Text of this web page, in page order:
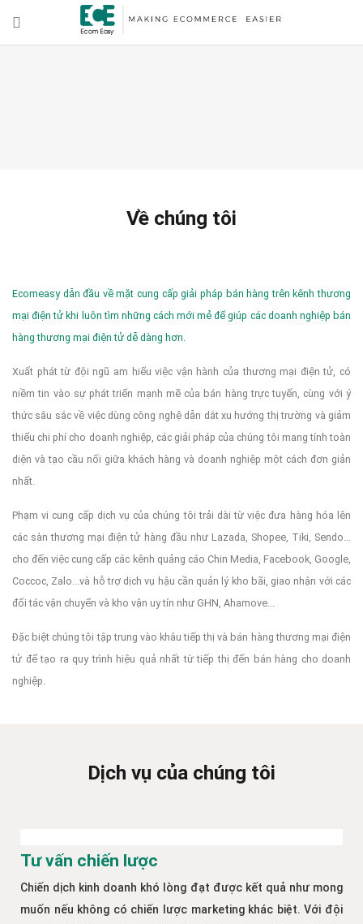
Về chúng tôi
Ecomeasy dẫn đầu về mặt cung cấp giải pháp bán hàng trên kênh thương
mại điện tử khi luôn tìm những cách mới mẻ để giúp các doanh nghiệp bán
hàng thương mại điện tử dễ dàng hơn.
Xuất phát từ đội ngũ am hiểu việc vận hành của thương mại điện tử, có
niềm tin vào sự phát triển mạnh mẽ của bán hàng trực tuyến, cùng với ý
thức sâu sắc về việc dùng công nghệ dẫn dắt xu hướng thị trường và giảm
thiểu chi phí cho doanh nghiệp, các giải pháp của chúng tôi mang tính toàn
diện và tạo cầu nối giữa khách hàng và doanh nghiệp một cách đơn giản
nhất.
Phạm vi cung cấp dịch vụ của chúng tôi trải dài từ việc đưa hàng hóa lên
các sàn thương mại điện tử hàng đầu như Lazada, Shopee, Tiki, Sendo...
cho đến việc cung cấp các kênh quảng cáo Chin Media, Facebook, Google,
Coccoc, Zalo...và hỗ trợ dịch vụ hậu cần quản lý kho bãi, giao nhận với các
đối tác vận chuyển và kho vận uy tín như GHN, Ahamove...
Đặc biệt chúng tôi tập trung vào khâu tiếp thị và bán hàng thương mại điện
tử để tạo ra quy trình hiệu quả nhất từ tiếp thị đến bán hàng cho doanh
nghiệp.
Dịch vụ của chúng tôi
Tư vấn chiến lược
Chiến dịch kinh doanh khó lòng đạt được kết quả như mong
muốn nếu không có chiến lược marketing khác biệt. Với đội